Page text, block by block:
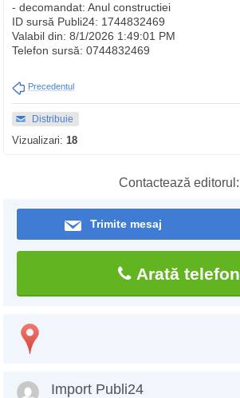
- decomandat: Anul constructiei
ID sursă Publi24: 1744832469
Valabil din: 8/1/2026 1:49:01 PM
Telefon sursă: 0744832469
Precedentul
Distribuie
Vizualizari: 18
Contactează editorul:
Trimite mesaj
Arată telefon
Import Publi24